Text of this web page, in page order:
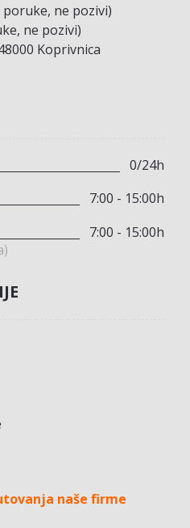
ne pozivi)
ne pozivi)
Koprivnica
0/24h
7:00 - 15:00h
7:00 - 15:00h
naše firme